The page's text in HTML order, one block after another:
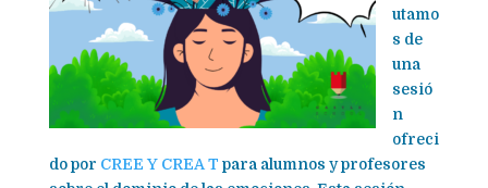
utamo
s de
una
sesió
n
ofreci
do por CREE Y CREA T para alumnos y profesores